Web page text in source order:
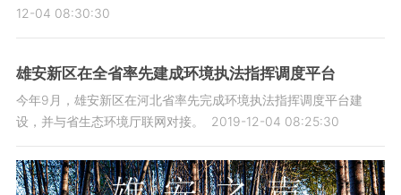
12-04 08:30:30
雄安新区在全省率先建成环境执法指挥调度平台
今年9月，雄安新区在河北省率先完成环境执法指挥调度平台建
设，并与省生态环境厅联网对接。
2019-12-04 08:25:30